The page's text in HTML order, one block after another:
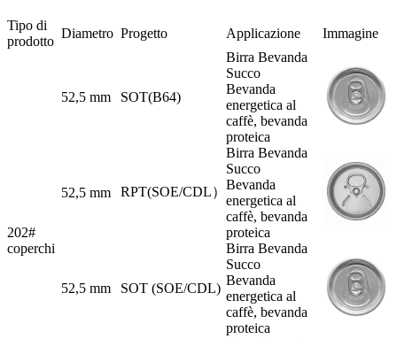
Tipo di
prodotto
Diametro Progetto Applicazione Immagine
202#
coperchi
52,5 mm SOT(B64)
Birra Bevanda
Succo
Bevanda
energetica al
caffè, bevanda
proteica
52,5 mm RPT(SOE/CDL）
Birra Bevanda
Succo
Bevanda
energetica al
caffè, bevanda
proteica
52,5 mm SOT (SOE/CDL)
Birra Bevanda
Succo
Bevanda
energetica al
caffè, bevanda
proteica